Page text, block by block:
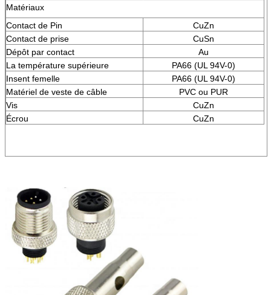
Matériaux
Contact de Pin
CuZn
Contact de prise
CuSn
Dépôt par contact
Au
La température supérieure
PA66 (UL 94V-0)
Insent femelle
PA66 (UL 94V-0)
Matériel de veste de câble
PVC ou PUR
Vis
CuZn
Écrou
CuZn